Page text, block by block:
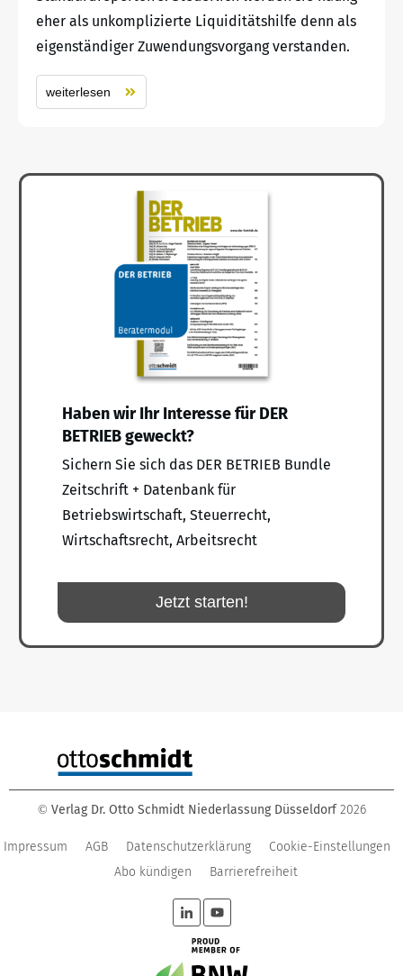
eher als unkomplizierte Liquiditätshilfe denn als
eigenständiger Zuwendungsvorgang verstanden.
weiterlesen
Haben wir Ihr Interesse für DER
BETRIEB geweckt?
Sichern Sie sich das DER BETRIEB Bundle
Zeitschrift + Datenbank für
Betriebswirtschaft, Steuerrecht,
Wirtschaftsrecht, Arbeitsrecht
Jetzt starten!
© Verlag Dr. Otto Schmidt Niederlassung Düsseldorf 2026
Impressum AGB Datenschutzerklärung
Cookie-Einstellungen
Abo kündigen
Barrierefreiheit